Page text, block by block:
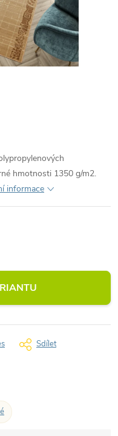
hmotnosti 1350 g/m2.
informace
Sdílet